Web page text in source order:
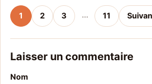
1 2 3 … 11
Laisser un commentaire
Nom